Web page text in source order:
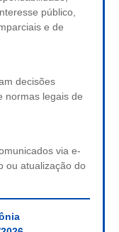
público,
e de
decisões
normas legais de
via e-
ou atualização do